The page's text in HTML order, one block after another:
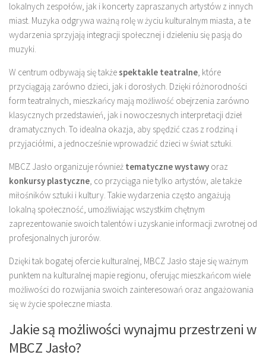
lokalnych zespołów, jak i koncerty zapraszanych artystów z innych
miast. Muzyka odgrywa ważną rolę w życiu kulturalnym miasta, a te
wydarzenia sprzyjają integracji społecznej i dzieleniu się pasją do
muzyki.
W centrum odbywają się takżespektakle teatralne, które
przyciągają zarówno dzieci, jak i dorosłych. Dzięki różnorodności
form teatralnych, mieszkańcy mają możliwość obejrzenia zarówno
klasycznych przedstawień, jak i nowoczesnych interpretacji dzieł
dramatycznych. To idealna okazja, aby spędzić czas z rodziną i
przyjaciółmi, a jednocześnie wprowadzić dzieci w świat sztuki.
MBCZ Jasło organizuje również tematyczne wystawy oraz
konkursy plastyczne, co przyciąga nie tylko artystów, ale także
miłośników sztuki i kultury. Takie wydarzenia często angażują
lokalną społeczność, umożliwiając wszystkim chętnym
zaprezentowanie swoich talentów i uzyskanie informacji zwrotnej od
profesjonalnych jurorów.
Dzięki tak bogatej ofercie kulturalnej, MBCZ Jasło staje się ważnym
punktem na kulturalnej mapie regionu, oferując mieszkańcom wiele
możliwości do rozwijania swoich zainteresowań oraz angażowania
się w życie społeczne miasta.
Jakie są możliwości wynajmu przestrzeni w
MBCZ Jasło?